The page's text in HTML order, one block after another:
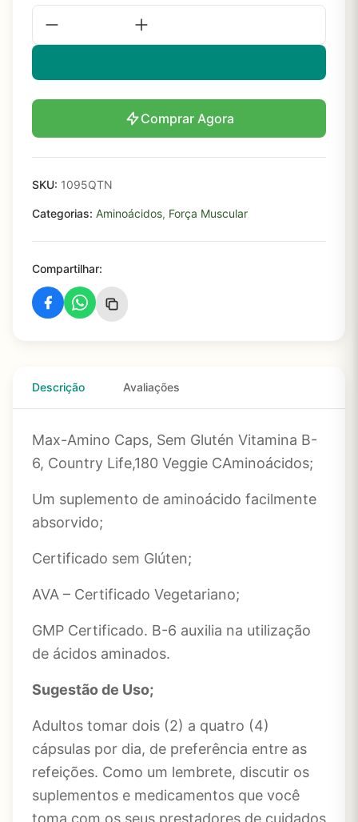
Comprar Agora
SKU: 1095QTN
Categorias: Aminoácidos, Força Muscular
Compartilhar:
Descrição Avaliações
Max-Amino Caps, Sem Glutén Vitamina B-
6, Country Life,180 Veggie CAminoácidos;
Um suplemento de aminoácido facilmente
absorvido;
Certificado sem Glúten;
AVA – Certificado Vegetariano;
GMP Certificado. B-6 auxilia na utilização
de ácidos aminados.
Sugestão de Uso;
Adultos tomar dois (2) a quatro (4)
cápsulas por dia, de preferência entre as
refeições. Como um lembrete, discutir os
suplementos e medicamentos que você
toma com os seus prestadores de cuidados